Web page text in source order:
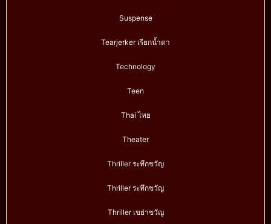
Suspense
Tearjerker เรียกน้ำตา
Technology
Teen
Thai ไทย
Theater
Thriller ระทึกขวัญ
Thriller ระทึกขวัญ
Thriller เขย่าขวัญ